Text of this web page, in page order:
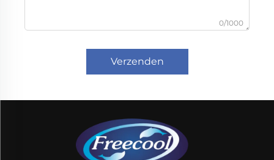
0/1000
Verzenden